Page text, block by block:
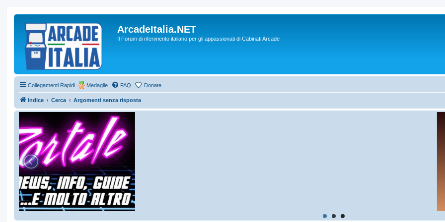
ArcadeItalia.NET
Il Forum di riferimento italiano per gli appassionati di Cabinati Arcade
Collegamenti Rapidi Medaglie FAQ Donate
Indice Cerca Argomenti senza risposta